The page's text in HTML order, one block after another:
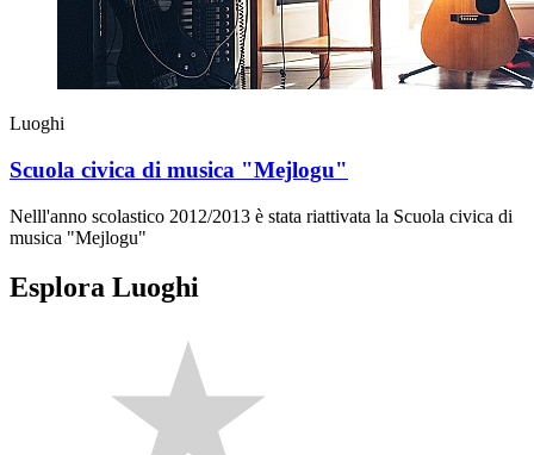
Luoghi
Scuola civica di musica "Mejlogu"
Nelll'anno scolastico 2012/2013 è stata riattivata la Scuola civica di
musica "Mejlogu"
Esplora Luoghi